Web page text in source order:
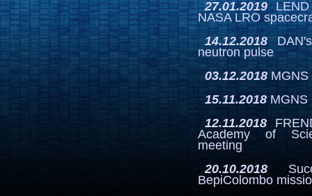
27.01.2019LEND
NASA LRO
14.12.2018DAN's
neutron pulse
03.12.2018MGNS
15.11.2018 MGNS
12.11.2018
Academy of
meeting
20.10.2018
BepiColombo